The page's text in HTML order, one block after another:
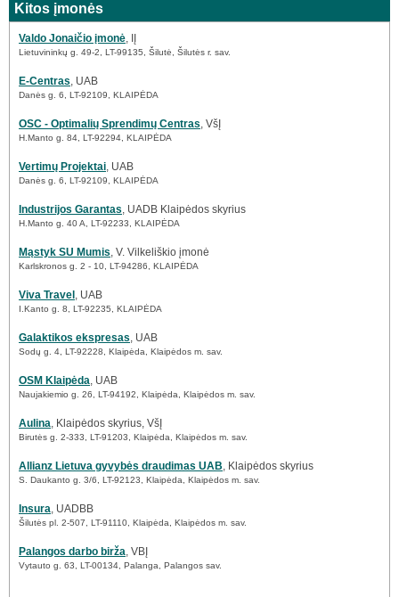
Kitos įmonės
Valdo Jonaičio įmonė, IĮ
Lietuvininkų g. 49-2, LT-99135, Šilutė, Šilutės r. sav.
E-Centras, UAB
Danės g. 6, LT-92109, KLAIPĖDA
OSC - Optimalių Sprendimų Centras, VšĮ
H.Manto g. 84, LT-92294, KLAIPĖDA
Vertimų Projektai, UAB
Danės g. 6, LT-92109, KLAIPĖDA
Industrijos Garantas, UADB Klaipėdos skyrius
H.Manto g. 40 A, LT-92233, KLAIPĖDA
Mąstyk SU Mumis, V. Vilkeliškio įmonė
Karlskronos g. 2 - 10, LT-94286, KLAIPĖDA
Viva Travel , UAB
I.Kanto g. 8, LT-92235, KLAIPĖDA
Galaktikos ekspresas, UAB
Sodų g. 4, LT-92228, Klaipėda, Klaipėdos m. sav.
OSM Klaipėda, UAB
Naujakiemio g. 26, LT-94192, Klaipėda, Klaipėdos m. sav.
Aulina, Klaipėdos skyrius, VšĮ
Birutės g. 2-333, LT-91203, Klaipėda, Klaipėdos m. sav.
Allianz Lietuva gyvybės draudimas UAB, Klaipėdos skyrius
S. Daukanto g. 3/6, LT-92123, Klaipėda, Klaipėdos m. sav.
Insura, UADBB
Šilutės pl. 2-507, LT-91110, Klaipėda, Klaipėdos m. sav.
Palangos darbo birža, VBĮ
Vytauto g. 63, LT-00134, Palanga, Palangos sav.